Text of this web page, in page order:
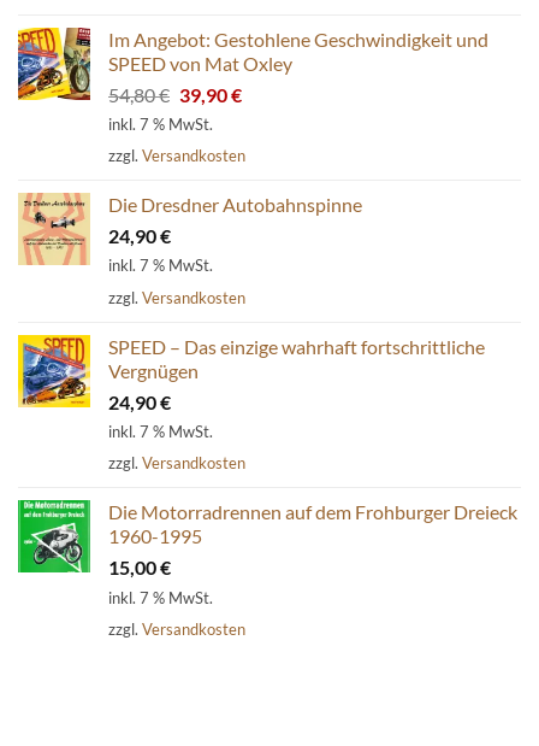
Im Angebot: Gestohlene Geschwindigkeit und
SPEED von Mat Oxley
54,80€ Ursprünglicher
Preis
54,80 €
39,90€Aktueller
39,90 €.
inkl. 7 % MwSt.
zzgl. Versandkosten
Die Dresdner Autobahnspinne
24,90€
inkl. 7 % MwSt.
zzgl. Versandkosten
SPEED – Das einzige wahrhaft fortschrittliche
Vergnügen
24,90€
inkl. 7 % MwSt.
zzgl. Versandkosten
Die Motorradrennen auf dem Frohburger Dreieck
1960-1995
15,00€
inkl. 7 % MwSt.
zzgl. Versandkosten